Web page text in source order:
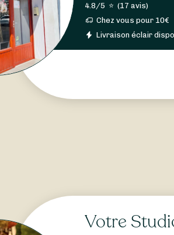
4.8/5 ⭐ (17 avis)
Chez vous pour 10€
Livraison éclair
Votre